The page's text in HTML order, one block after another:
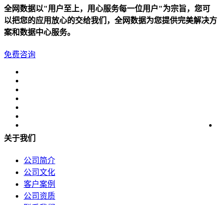
深圳南山沙河机房
电信钻石五星级机房
深圳罗湖田心机房
全美硬防最高的机房
解决方案
电子商务类解决方案
全网数据以"用户至上，用心服务每一位用户"为宗旨，您可
以把您的应用放心的交给我们，全网数据为您提供完美解决方
案和数据中心服务。
免费咨询
关于我们
公司简介
公司文化
客户案例
公司资质